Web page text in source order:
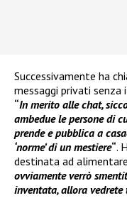
Successivamente ha
messaggi privati
“In merito alle chat,
ambedue le persone di
prende e pubblica a
‘norme’ di un mestiere“.
destinata ad
ovviamente verrò
inventata, allora